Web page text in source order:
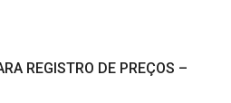
REGISTRO DE PREÇOS –